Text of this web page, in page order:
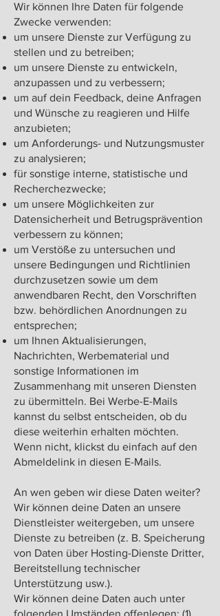
Wir können Ihre Daten für folgende
Zwecke verwenden:
um unsere Dienste zur Verfügung zu
stellen und zu betreiben;
um unsere Dienste zu entwickeln,
anzupassen und zu verbessern;
um auf dein Feedback, deine Anfragen
und Wünsche zu reagieren und Hilfe
anzubieten;
um Anforderungs- und Nutzungsmuster
zu analysieren;
für sonstige interne, statistische und
Recherchezwecke;
um unsere Möglichkeiten zur
Datensicherheit und Betrugsprävention
verbessern zu können;
um Verstöße zu untersuchen und
unsere Bedingungen und Richtlinien
durchzusetzen sowie um dem
anwendbaren Recht, den Vorschriften
bzw. behördlichen Anordnungen zu
entsprechen;
um Ihnen Aktualisierungen,
Nachrichten, Werbematerial und
sonstige Informationen im
Zusammenhang mit unseren Diensten
zu übermitteln. Bei Werbe-E-Mails
kannst du selbst entscheiden, ob du
diese weiterhin erhalten möchten.
Wenn nicht, klickst du einfach auf den
Abmeldelink in diesen E-Mails.
An wen geben wir diese Daten weiter?
Wir können deine Daten an unsere
Dienstleister weitergeben, um unsere
Dienste zu betreiben (z. B. Speicherung
von Daten über Hosting-Dienste Dritter,
Bereitstellung technischer
Unterstützung usw.).
Wir können deine Daten auch unter
folgenden Umständen offenlegen: (1)